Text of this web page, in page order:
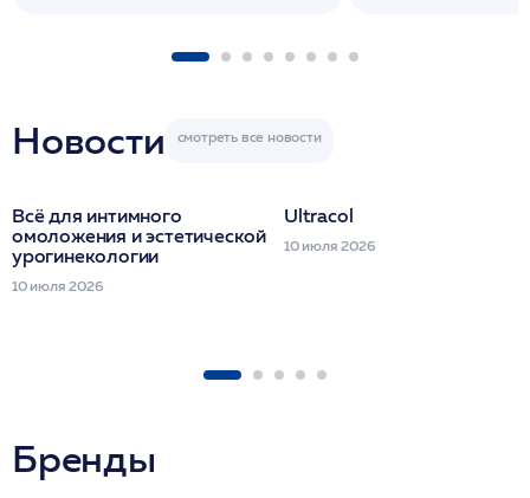
Новости
Всё для интимного
омоложения и эстетической
урогинекологии
10 июля 2026
Ultracol
10 июля 2026
Бренды